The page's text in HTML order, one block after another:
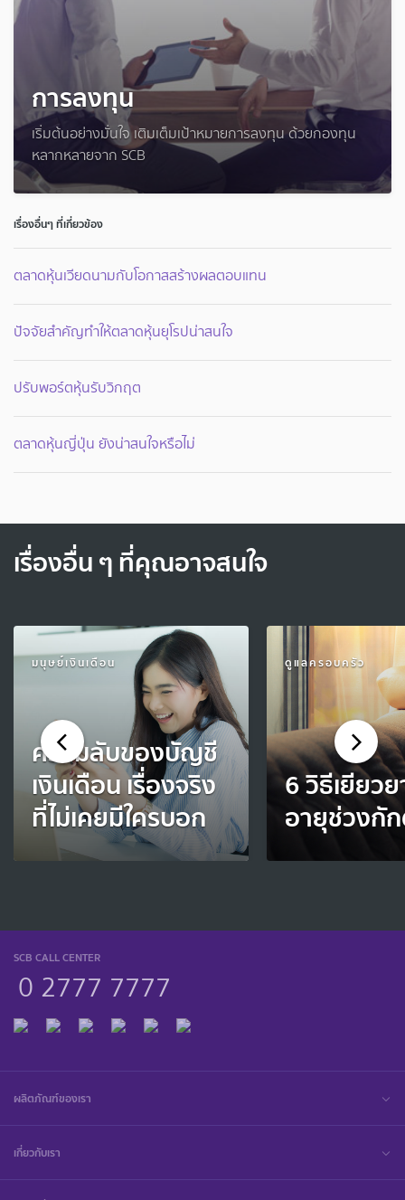
การลงทุน
เริ่มต้นอย่างมั่นใจ เติมเต็มเป้าหมายการลงทุน ด้วยกองทุน
หลากหลายจาก SCB
เรื่องอื่นๆ ที่เกี่ยวข้อง
ตลาดหุ้นเวียดนามกับโอกาสสร้างผลตอบแทน
ปัจจัยสำคัญทำให้ตลาดหุ้นยุโรปน่าสนใจ
ปรับพอร์ตหุ้นรับวิกฤต
ตลาดหุ้นญี่ปุ่น ยังน่าสนใจหรือไม่
เรื่องอื่น ๆ ที่คุณอาจสนใจ
มนุษย์เงินเดือน
ความลับของบัญชี
เงินเดือน เรื่องจริง
ที่ไม่เคยมีใครบอก
ดูแลครอบครัว
6 วิธีเยียว
อายุช่วงกั
SCB CALL CENTER
0 2777 7777
ผลิตภัณฑ์ของเรา
เกี่ยวกับเรา